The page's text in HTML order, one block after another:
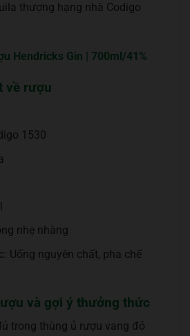
thượng hạng nhà Codigo
Hendricks Gin | 700ml/41%
về rượu
1530
nhẹ nhàng
Uống nguyên chất, pha chế
và gợi ý thưởng thức
trong thùng ủ rượu vang đỏ